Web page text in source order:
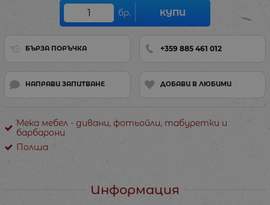
бр. КУПИ
БЪРЗА ПОРЪЧКА +359 885 461 012
НАПРАВИ ЗАПИТВАНЕ ДОБАВИ В ЛЮБИМИ
Мека мебел - дивани, фотьойли, табуретки и
барбарони
Полша
Информация